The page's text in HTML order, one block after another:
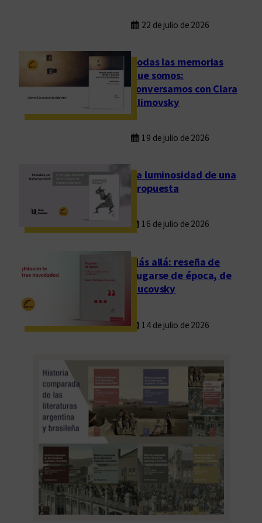
22 de julio de 2026
Todas las memorias
que somos:
conversamos con Clara
Klimovsky
19 de julio de 2026
La luminosidad de una
propuesta
16 de julio de 2026
Más allá: reseña de
Fugarse de época, de
Rucovsky
14 de julio de 2026